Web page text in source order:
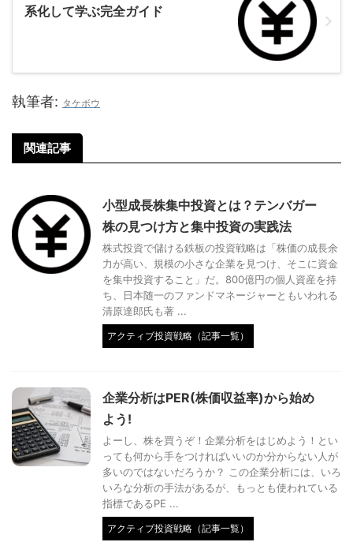
系化して学ぶ完全ガイド
執筆者: タケボウ
関連記事
小型成長株集中投資とは？テンバガー
株の見つけ方と集中投資の実践法
株式投資で儲ける鉄板の投資戦略は「株価の成長余
力が高い、規模の小さな企業を見つけ、そこに資金
を集中投資すること」だ。800億円の個人資産を持
ち、日本随一のファンドマネージャーともいわれる
清原達郎氏も著 ...
アクティブ投資戦略（記事一覧）
企業分析はPER(株価収益率)から始め
よう!
よーし、株を買うぞ！企業分析をはじめよう！とい
っても何から手をつければいいのか分からない人が
多いのではないだろうか？ この企業分析には、いろ
いろな分析の手法があるが、もっとも使われている
指標であるPE ...
アクティブ投資戦略（記事一覧）